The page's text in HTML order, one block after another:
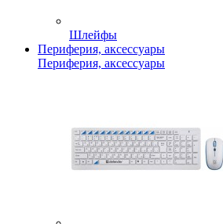
Шлейфы
Периферия, аксессуары
Периферия, аксессуары